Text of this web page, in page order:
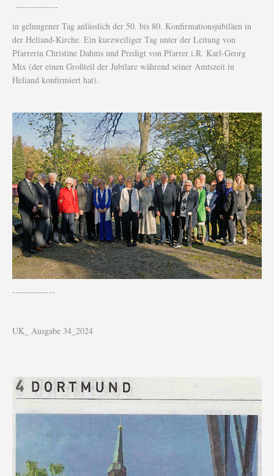
--------------
in gelungener Tag anlässlich der 50. bis 80. Konfirmationsjubiläen in
der Heliand-Kirche. Ein kurzweiliger Tag unter der Leitung von
Pfarrerin Christine Dahms und Predigt von Pfarrer i.R. Karl-Georg
Mix (der einen Großteil der Jubilare während seiner Amtszeit in
Heliand konfirmiert hat).
--------------
UK_ Ausgabe 34_2024